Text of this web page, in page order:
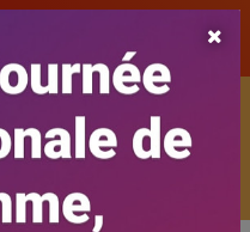
Play Store
l'app LaCarte pour suivre vos
rater !